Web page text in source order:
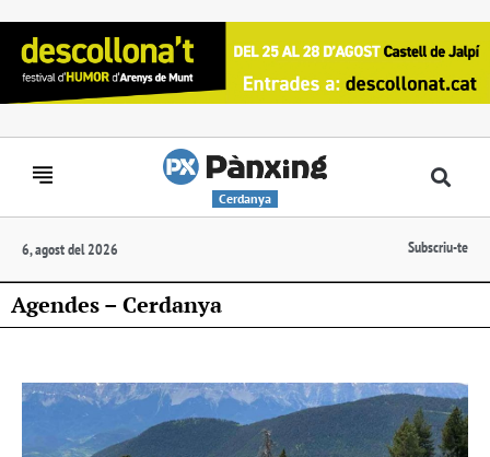
Cerdanya
6, agost del 2026 Subscriu-te
Agendes – Cerdanya